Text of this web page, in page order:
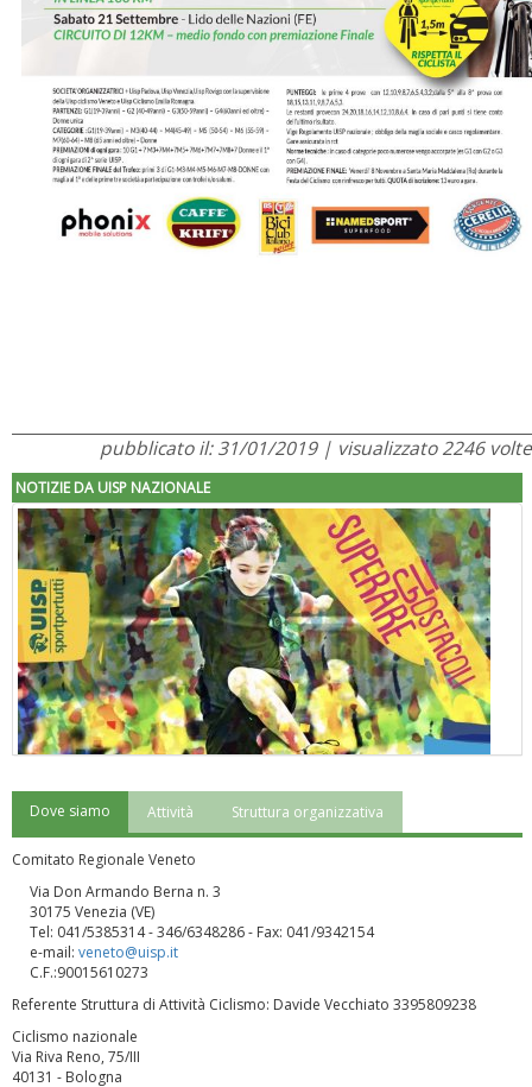
pubblicato il: 31/01/2019 | visualizzato 2246 volte
NOTIZIE DA UISP NAZIONALE
"Superare gli ostacoli": la relazione di Tiziano Pesce al CN Uisp
Dove siamo Attività Struttura organizzativa
Comitato Regionale Veneto
Via Don Armando Berna n. 3
30175 Venezia (VE)
Tel: 041/5385314 - 346/6348286 - Fax: 041/9342154
e-mail: veneto@uisp.it
C.F.:90015610273
Referente Struttura di Attività Ciclismo: Davide Vecchiato 3395809238
Ciclismo nazionale
Via Riva Reno, 75/III
40131 - Bologna